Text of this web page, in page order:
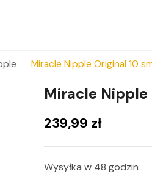
Miracle Nipple Original 10
Miracle Nipple
239,99 zł
Wysyłka w 48 godzin